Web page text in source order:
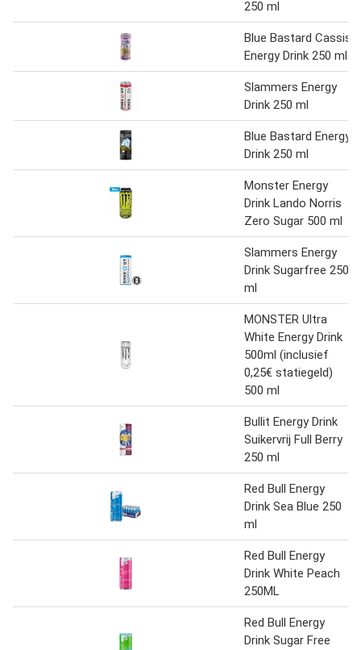
250 ml
Blue Bastard Cassis
Energy Drink 250 ml
Slammers Energy
Drink 250 ml
Blue Bastard Energy
Drink 250 ml
Monster Energy
Drink Lando Norris
Zero Sugar 500 ml
Slammers Energy
Drink Sugarfree 250
ml
MONSTER Ultra
White Energy Drink
500ml (inclusief
0,25€ statiegeld)
500 ml
Bullit Energy Drink
Suikervrij Full Berry
250 ml
Red Bull Energy
Drink Sea Blue 250
ml
Red Bull Energy
Drink White Peach
250ML
Red Bull Energy
Drink Sugar Free